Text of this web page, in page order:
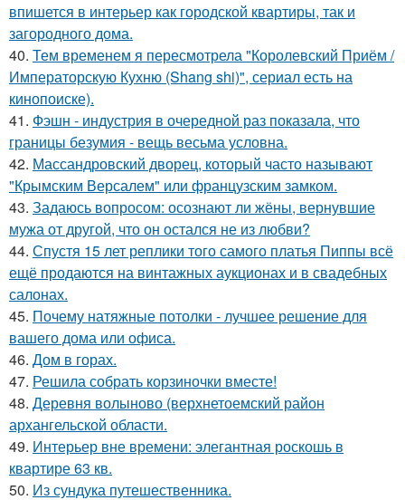
впишется в интерьер как городской квартиры, так и
загородного дома.
40. Тем временем я пересмотрела "Королевский Приём /
Императорскую Кухню (Shang shi)", сериал есть на
кинопоиске).
41. Фэшн - индустрия в очередной раз показала, что
границы безумия - вещь весьма условна.
42. Массандровский дворец, который часто называют
"Крымским Версалем" или французским замком.
43. Задаюсь вопросом: осознают ли жёны, вернувшие
мужа от другой, что он остался не из любви?
44. Спустя 15 лет реплики того самого платья Пиппы всё
ещё продаются на винтажных аукционах и в свадебных
салонах.
45. Почему натяжные потолки - лучшее решение для
вашего дома или офиса.
46. Дом в горах.
47. Решила собрать корзиночки вместе!
48. Деревня волыново (верхнетоемский район
архангельской области.
49. Интерьер вне времени: элегантная роскошь в
квартире 63 кв.
50. Из сундука путешественника.